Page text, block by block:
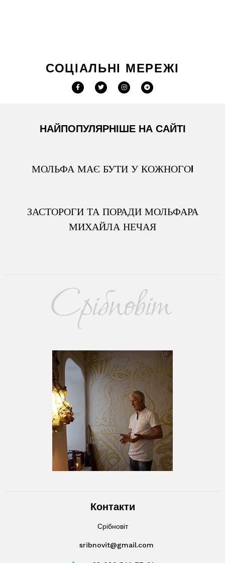
СОЦІАЛЬНІ МЕРЕЖІ
НАЙПОПУЛЯРНІШЕ НА САЙТІ
МОЛЬФА МАЄ БУТИ У КОЖНОГО!
ЗАСТОРОГИ ТА ПОРАДИ МОЛЬФАРА
МИХАЙЛА НЕЧАЯ
Контакти
Срібновіт
sribnovit@gmail.com